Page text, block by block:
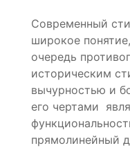
Современный
широкое
очередь
историческим
вычурностью и
его чертами
прямолинейный